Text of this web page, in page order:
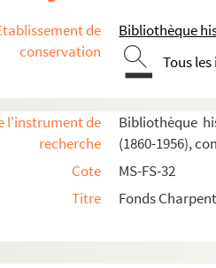
de
conservation
Bibliothèque
Tous
l'instrument de
recherche
Bibliothèque
(1860-1956),
Cote
MS-FS-32
Titre
Fonds
du Prix du Rome : Didon (1887)